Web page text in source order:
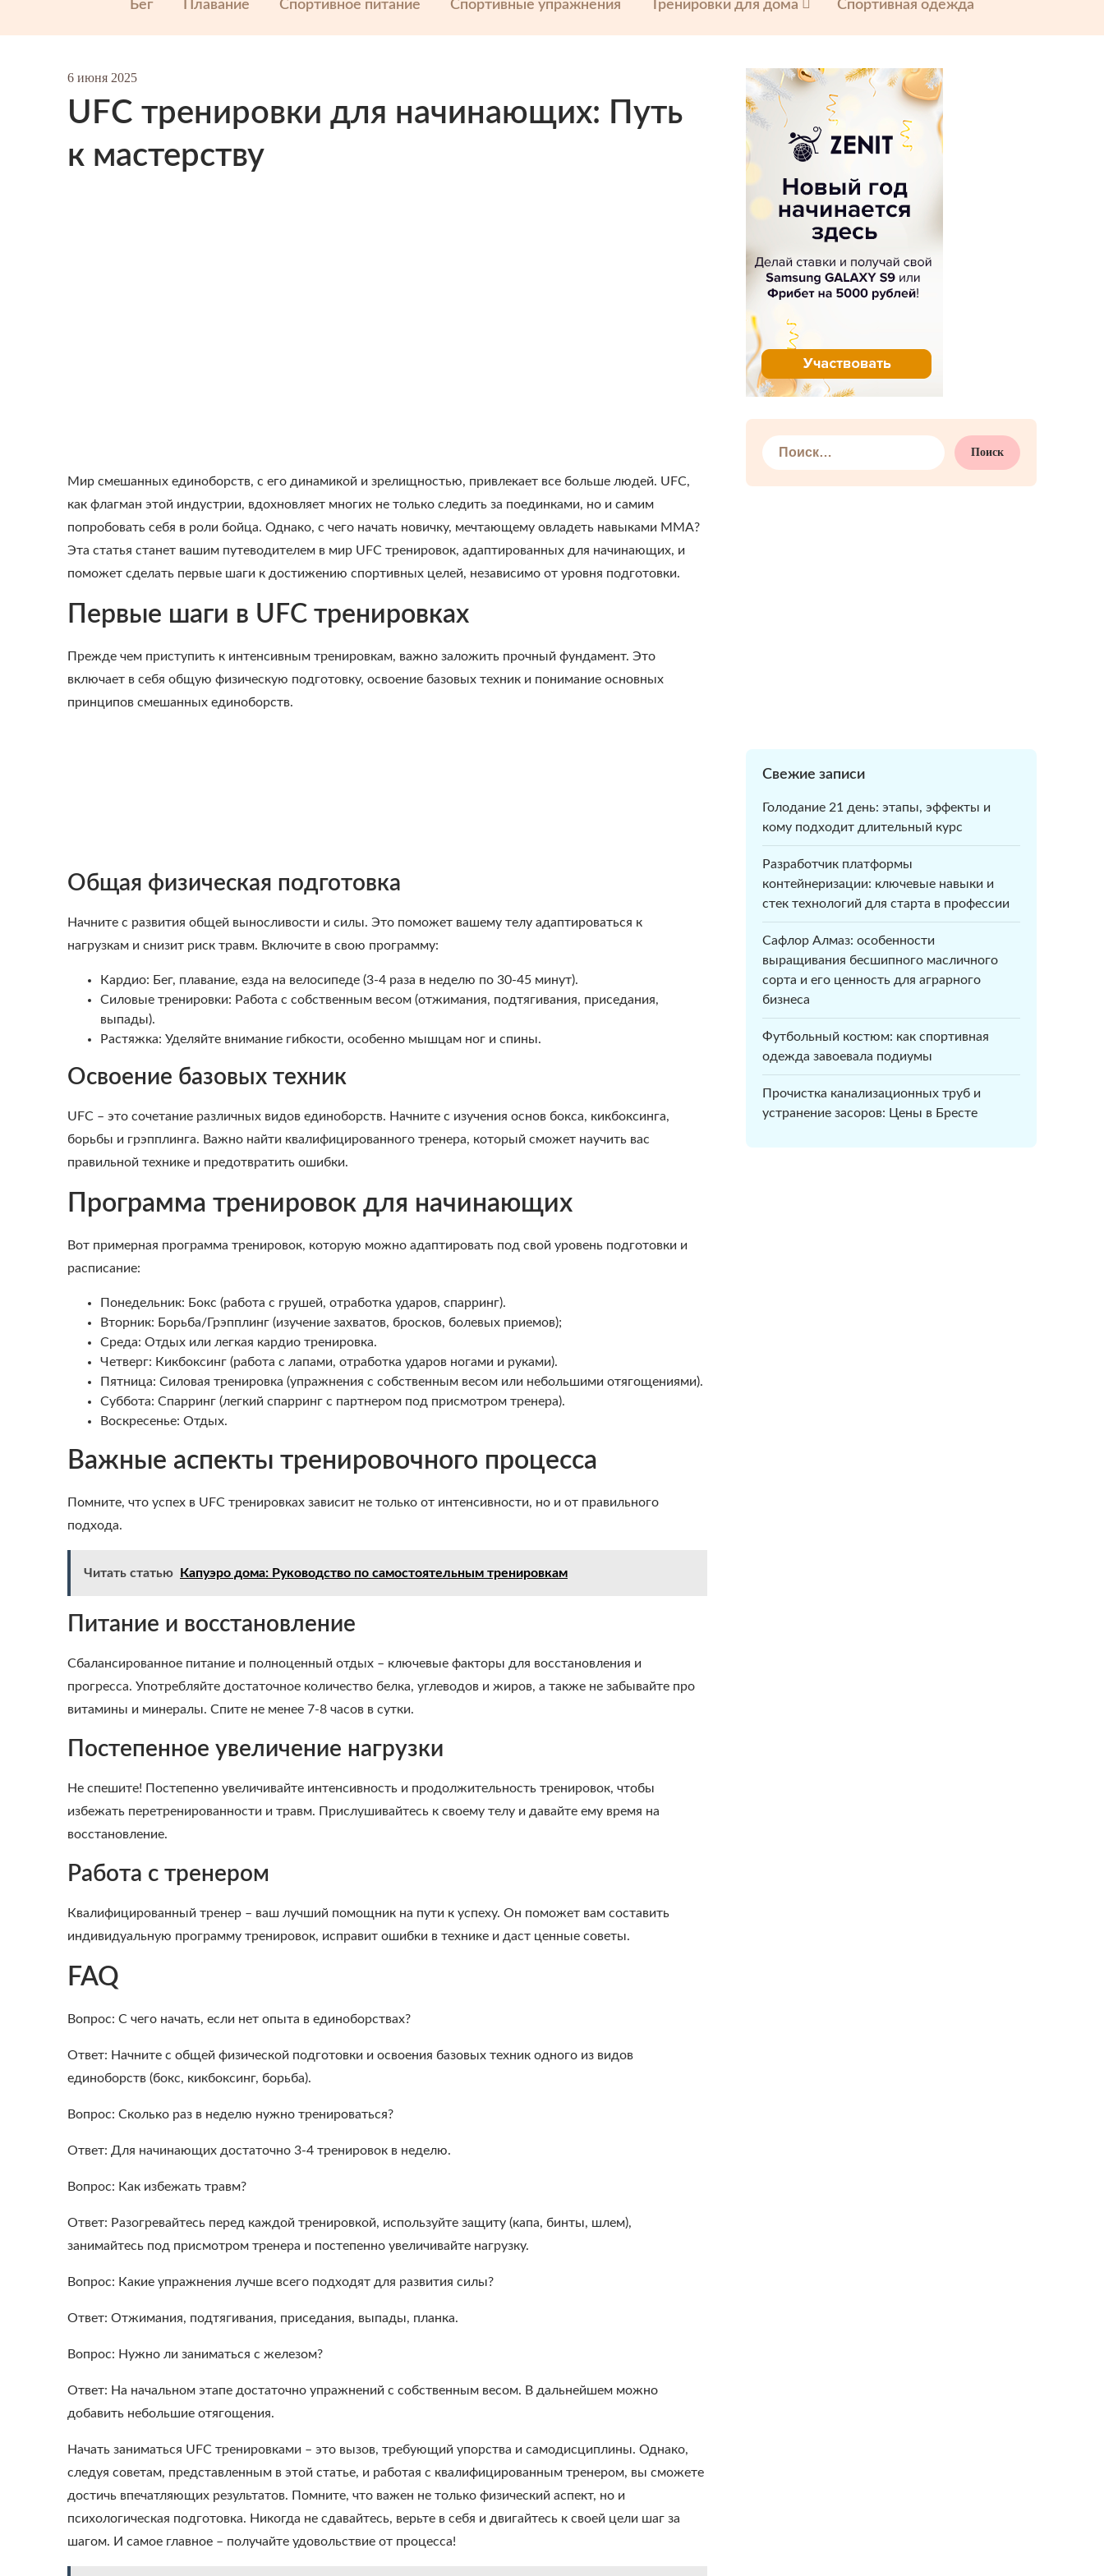
Бег Плавание Спортивное питание Спортивные упражнения Тренировки для дома Спортивная одежда
6 июня 2025
UFC тренировки для начинающих: Путь
к мастерству
Мир смешанных единоборств, с его динамикой и зрелищностью, привлекает все больше людей. UFC,
как флагман этой индустрии, вдохновляет многих не только следить за поединками, но и самим
попробовать себя в роли бойца. Однако, с чего начать новичку, мечтающему овладеть навыками MMA?
Эта статья станет вашим путеводителем в мир UFC тренировок, адаптированных для начинающих, и
поможет сделать первые шаги к достижению спортивных целей, независимо от уровня подготовки.
Первые шаги в UFC тренировках
Прежде чем приступить к интенсивным тренировкам, важно заложить прочный фундамент. Это
включает в себя общую физическую подготовку, освоение базовых техник и понимание основных
принципов смешанных единоборств.
Общая физическая подготовка
Начните с развития общей выносливости и силы. Это поможет вашему телу адаптироваться к
нагрузкам и снизит риск травм. Включите в свою программу:
Кардио: Бег, плавание, езда на велосипеде (3-4 раза в неделю по 30-45 минут).
Силовые тренировки: Работа с собственным весом (отжимания, подтягивания, приседания,
выпады).
Растяжка: Уделяйте внимание гибкости, особенно мышцам ног и спины.
Освоение базовых техник
UFC – это сочетание различных видов единоборств. Начните с изучения основ бокса, кикбоксинга,
борьбы и грэпплинга. Важно найти квалифицированного тренера, который сможет научить вас
правильной технике и предотвратить ошибки.
Программа тренировок для начинающих
Вот примерная программа тренировок, которую можно адаптировать под свой уровень подготовки и
расписание:
Понедельник: Бокс (работа с грушей, отработка ударов, спарринг).
Вторник: Борьба/Грэпплинг (изучение захватов, бросков, болевых приемов);
Среда: Отдых или легкая кардио тренировка.
Четверг: Кикбоксинг (работа с лапами, отработка ударов ногами и руками).
Пятница: Силовая тренировка (упражнения с собственным весом или небольшими отягощениями).
Суббота: Спарринг (легкий спарринг с партнером под присмотром тренера).
Воскресенье: Отдых.
Важные аспекты тренировочного процесса
Помните, что успех в UFC тренировках зависит не только от интенсивности, но и от правильного
подхода.
Читать статью Капуэро дома: Руководство по самостоятельным тренировкам
Питание и восстановление
Сбалансированное питание и полноценный отдых – ключевые факторы для восстановления и
прогресса. Употребляйте достаточное количество белка, углеводов и жиров, а также не забывайте про
витамины и минералы. Спите не менее 7-8 часов в сутки.
Постепенное увеличение нагрузки
Не спешите! Постепенно увеличивайте интенсивность и продолжительность тренировок, чтобы
избежать перетренированности и травм. Прислушивайтесь к своему телу и давайте ему время на
восстановление.
Работа с тренером
Квалифицированный тренер – ваш лучший помощник на пути к успеху. Он поможет вам составить
индивидуальную программу тренировок, исправит ошибки в технике и даст ценные советы.
FAQ
Вопрос: С чего начать, если нет опыта в единоборствах?
Ответ: Начните с общей физической подготовки и освоения базовых техник одного из видов
единоборств (бокс, кикбоксинг, борьба).
Вопрос: Сколько раз в неделю нужно тренироваться?
Ответ: Для начинающих достаточно 3-4 тренировок в неделю.
Вопрос: Как избежать травм?
Ответ: Разогревайтесь перед каждой тренировкой, используйте защиту (капа, бинты, шлем),
занимайтесь под присмотром тренера и постепенно увеличивайте нагрузку.
Вопрос: Какие упражнения лучше всего подходят для развития силы?
Ответ: Отжимания, подтягивания, приседания, выпады, планка.
Вопрос: Нужно ли заниматься с железом?
Ответ: На начальном этапе достаточно упражнений с собственным весом. В дальнейшем можно
добавить небольшие отягощения.
Начать заниматься UFC тренировками – это вызов, требующий упорства и самодисциплины. Однако,
следуя советам, представленным в этой статье, и работая с квалифицированным тренером, вы сможете
достичь впечатляющих результатов. Помните, что важен не только физический аспект, но и
психологическая подготовка. Никогда не сдавайтесь, верьте в себя и двигайтесь к своей цели шаг за
шагом. И самое главное – получайте удовольствие от процесса!
Найти:
Свежие записи
Голодание 21 день: этапы, эффекты и
кому подходит длительный курс
Разработчик платформы
контейнеризации: ключевые навыки и
стек технологий для старта в профессии
Сафлор Алмаз: особенности
выращивания бесшипного масличного
сорта и его ценность для аграрного
бизнеса
Футбольный костюм: как спортивная
одежда завоевала подиумы
Прочистка канализационных труб и
устранение засоров: Цены в Бресте